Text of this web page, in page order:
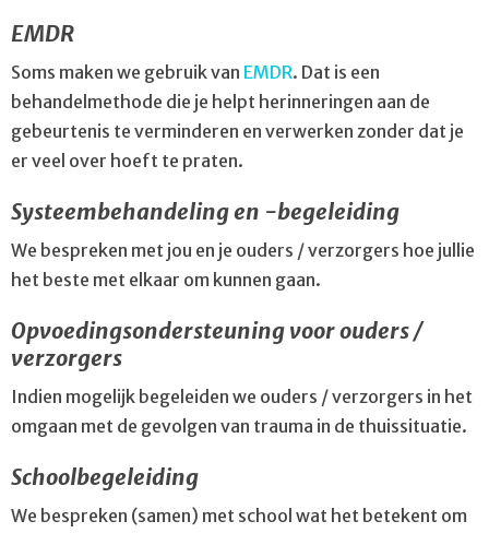
EMDR
Soms maken we gebruik van EMDR. Dat is een
behandelmethode die je helpt herinneringen aan de
gebeurtenis te verminderen en verwerken zonder dat je
er veel over hoeft te praten.
Systeembehandeling en -begeleiding
We bespreken met jou en je ouders / verzorgers hoe jullie
het beste met elkaar om kunnen gaan.
Opvoedingsondersteuning voor ouders /
verzorgers
Indien mogelijk begeleiden we ouders / verzorgers in het
omgaan met de gevolgen van trauma in de thuissituatie.
Schoolbegeleiding
We bespreken (samen) met school wat het betekent om